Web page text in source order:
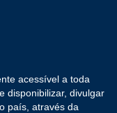
acessível a toda
disponibilizar, divulgar
país, através da